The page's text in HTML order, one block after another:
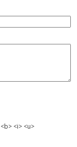
<i> <u>